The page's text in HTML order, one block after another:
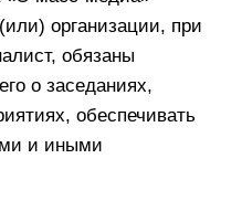
организации, при
обязаны
о заседаниях,
обеспечивать
и иными